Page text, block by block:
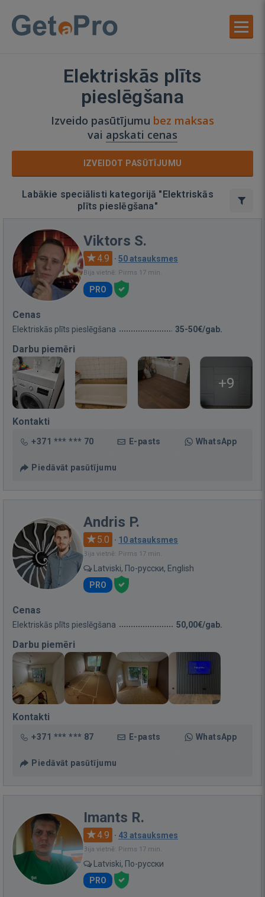
Elektriskās plīts
pieslēgšana
Izveido pasūtījumu bez maksas
vai apskati cenas
IZVEIDOT PASŪTĪJUMU
Labākie speciālisti kategorijā "Elektriskās
plīts pieslēgšana"
Viktors S.
4.9 · 50 atsauksmes
Bija vietnē: Pirms 17 min.
PRO
Cenas
Elektriskās plīts pieslēgšana 35-50€/gab.
Darbu piemēri
+9
Kontakti
+371 *** *** 70 E-pasts WhatsApp
Piedāvāt pasūtījumu
Andris P.
5.0 · 10 atsauksmes
Bija vietnē: Pirms 17 min.
Latviski, По-русски, English
PRO
Cenas
Elektriskās plīts pieslēgšana 50,00€/gab.
Darbu piemēri
Kontakti
+371 *** *** 87 E-pasts WhatsApp
Piedāvāt pasūtījumu
Imants R.
4.9 · 43 atsauksmes
Bija vietnē: Pirms 17 min.
Latviski, По-русски
PRO